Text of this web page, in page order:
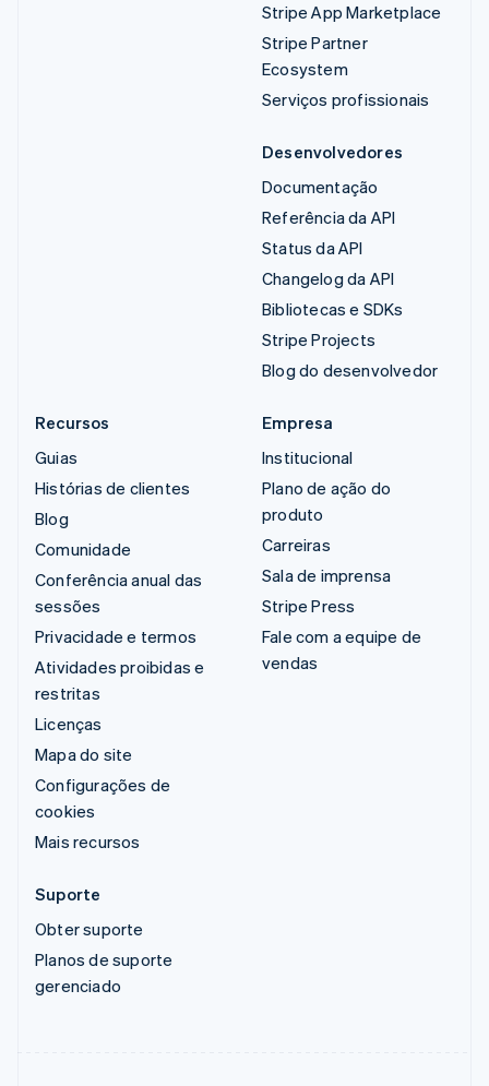
Stripe App Marketplace
Stripe Partner
Ecosystem
Serviços profissionais
Desenvolvedores
Documentação
Referência da API
Status da API
Changelog da API
Bibliotecas e SDKs
Stripe Projects
Blog do desenvolvedor
Recursos
Guias
Histórias de clientes
Blog
Comunidade
Conferência anual das
sessões
Privacidade e termos
Atividades proibidas e
restritas
Licenças
Mapa do site
Configurações de
cookies
Mais recursos
Empresa
Institucional
Plano de ação do
produto
Carreiras
Sala de imprensa
Stripe Press
Fale com a equipe de
vendas
Suporte
Obter suporte
Planos de suporte
gerenciado